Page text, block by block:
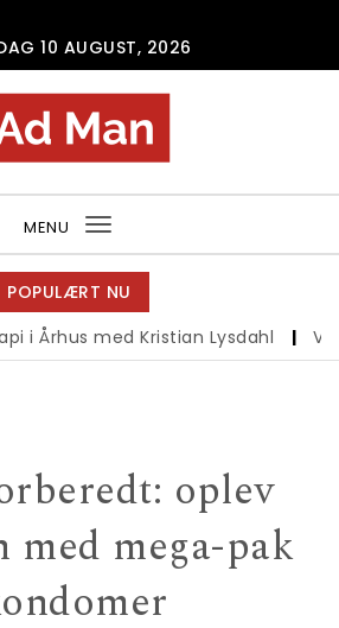
10 AUGUST, 2026
MENU
Toggle
navigation
POPULÆRT NU
i Århus med Kristian Lysdahl
oplev
med mega-pak